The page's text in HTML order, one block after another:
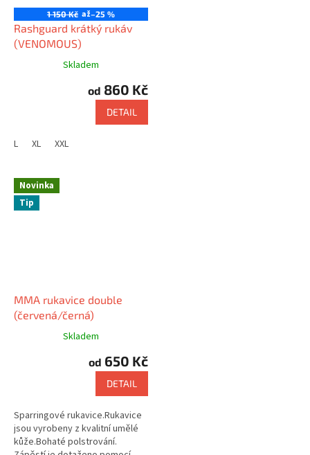
1 150 Kč až–25 %
Rashguard krátký rukáv
(VENOMOUS)
Skladem
od 860 Kč
DETAIL
L XL XXL
Novinka
Tip
MMA rukavice double
(červená/černá)
Skladem
od 650 Kč
DETAIL
Sparringové rukavice.Rukavice
jsou vyrobeny z kvalitní umělé
kůže.Bohaté polstrování.